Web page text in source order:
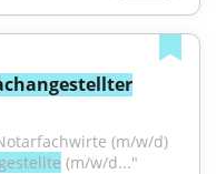
(m/w/d)
(m/w/d..."